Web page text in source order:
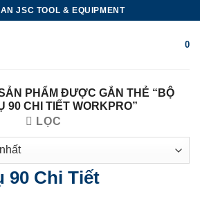
JSC TOOL & EQUIPMENT
0
PHẨM ĐƯỢC GẮN THẺ “BỘ
90 CHI TIẾT WORKPRO”
LỌC
90 Chi Tiết